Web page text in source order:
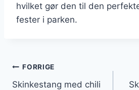
hvilket gør den til den
fester i parken.
Indlægsnavigation
FORRIGE
Skinkestang med chili